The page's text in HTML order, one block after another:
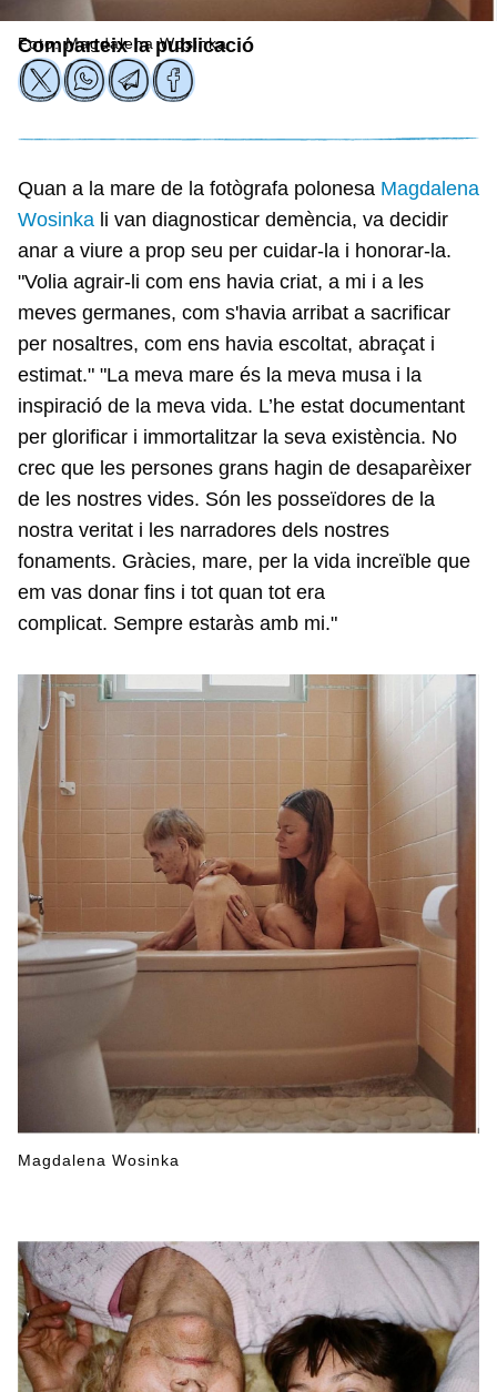
Foto: Magdalena Wosinka
Comparteix la publicació
Quan a la mare de la fotògrafa polonesa Magdalena
Wosinka li van diagnosticar demència, va decidir
anar a viure a prop seu per cuidar-la i honorar-la.
"Volia agrair-li com ens havia criat, a mi i a les
meves germanes, com s'havia arribat a sacrificar
per nosaltres, com ens havia escoltat, abraçat i
estimat." "La meva mare és la meva musa i la
inspiració de la meva vida. L’he estat documentant
per glorificar i immortalitzar la seva existència. No
crec que les persones grans hagin de desaparèixer
de les nostres vides. Són les posseïdores de la
nostra veritat i les narradores dels nostres
fonaments. Gràcies, mare, per la vida increïble que
em vas donar fins i tot quan tot era
complicat. Sempre estaràs amb mi."
Magdalena Wosinka